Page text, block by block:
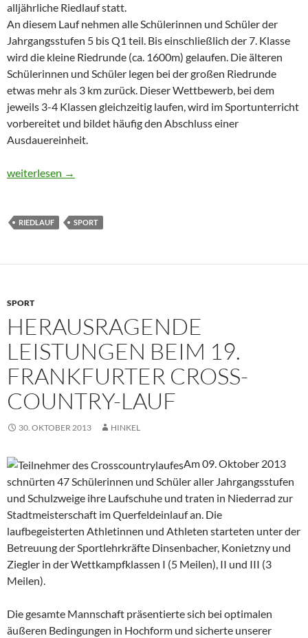
alljährliche Riedlauf statt.
An diesem Lauf nehmen alle Schülerinnen und Schüler der
Jahrgangsstufen 5 bis Q1 teil. Bis einschließlich der 7. Klasse
wird die kleine Riedrunde (ca. 1600m) gelaufen. Die älteren
Schülerinnen und Schüler legen bei der großen Riedrunde
etwas mehr als 3 km zurück. Dieser Wettbewerb, bei dem
jeweils 3-4 Klassen gleichzeitig laufen, wird im Sportunterricht
vorbereitet und bildet häufig den Abschluss einer
Ausdauereinheit.
Schulrekorde beim Riedlauf 2013
weiterlesen →
RIEDLAUF SPORT
SPORT
HERAUSRAGENDE
LEISTUNGEN BEIM 19.
FRANKFURTER CROSS-
COUNTRY-LAUF
30. OKTOBER 2013 HINKEL
Am 09. Oktober 2013
schnürten 47 Schülerinnen und Schüler aller Jahrgangsstufen
und Schulzweige ihre Laufschuhe und traten in Niederrad zur
Stadtmeisterschaft im Querfeldeinlauf an. Die
laufbegeisterten Athletinnen und Athleten starteten unter der
Betreuung der Sportlehrkräfte Dinsenbacher, Konietzny und
Ziegler in der Wettkampfklassen I (5 Meilen), II und III (3
Meilen).
Die gesamte Mannschaft präsentierte sich bei optimalen
äußeren Bedingungen in Hochform und sicherte unserer